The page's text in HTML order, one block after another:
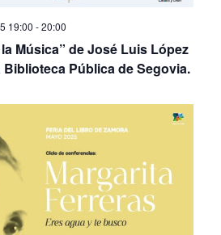
19:00 -20:00
Música” de José Luis López
Pública de Segovia.